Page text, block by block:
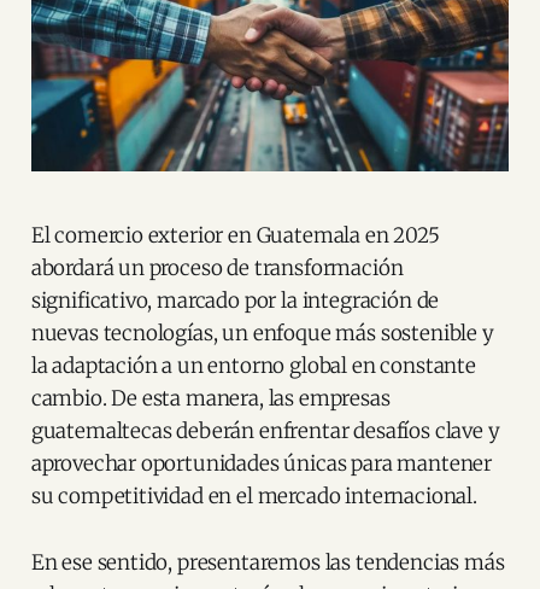
El comercio exterior en Guatemala en 2025
abordará un proceso de transformación
significativo, marcado por la integración de
nuevas tecnologías, un enfoque más sostenible y
la adaptación a un entorno global en constante
cambio. De esta manera, las empresas
guatemaltecas deberán enfrentar desafíos clave y
aprovechar oportunidades únicas para mantener
su competitividad en el mercado internacional.
En ese sentido, presentaremos las tendencias más